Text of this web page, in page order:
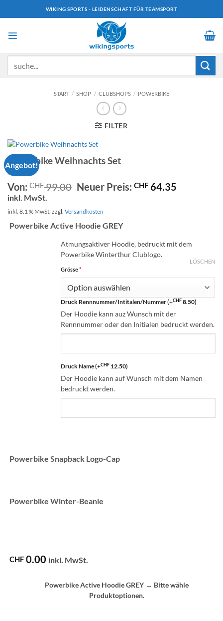
WIKING SPORTS - LEIDENSCHAFT FÜR TEAMSPORT
START / SHOP / CLUBSHOPS / POWERBIKE
FILTER
Angebot!
Powerbike Weihnachts Set
Von: CHF99.00 Ursprünglicher
war:
CHF 99.00
Neuer Preis: CHF 64.35
inkl. MwSt.
inkl. 8.1 % MwSt. zzgl. Versandkosten
Powerbike Active Hoodie GREY
Atmungsaktiver Hoodie, bedruckt mit dem
Powerbike Winterthur Clublogo.
Grösse(für Powerbike Active Hoodie GREY)
*
LÖSCHEN
Druck Rennnummer/Intitalen/Nummer(+CHF8.50)
Der Hoodie kann auz Wunsch mit der
Rennnummer oder den Initialen bedruckt werden.
Druck Name(+CHF 12.50)
Der Hoodie kann auf Wunsch mit dem Namen
bedruckt werden.
Powerbike Snapback Logo-Cap
Powerbike Winter-Beanie
CHF 0.00 inkl. MwSt.
Powerbike Active Hoodie GREY → Bitte wähle
Produktoptionen.